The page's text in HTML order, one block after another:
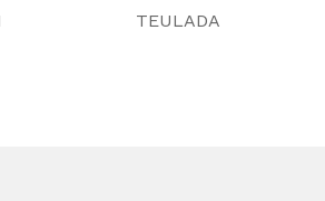
TEULADA